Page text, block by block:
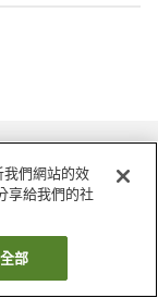
我們網站的效
享給我們的社
部